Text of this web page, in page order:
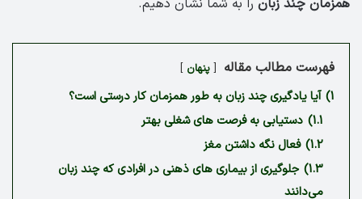
همزمان چند زبان را به شما نشان دهیم.
فهرست مطالب مقاله پنهان
1) آیا یادگیری چند زبان به طور همزمان کار درستی است؟
1.1) دستیابی به فرصت های شغلی بهتر
1.2) فعال نگه داشتن مغز
1.3) جلوگیری از بیماری های ذهنی در افرادی که چند زبان
می‌دانند